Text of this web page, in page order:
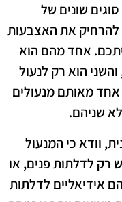
שונים של
להרחיק את האצבעות
אחד מהם הוא
הוא רק לנעול
אחד מאותם מנעולים
שניהם.
וודא כי המנעול
רק לדלתות פנים, או
אידיאליים לדלתות